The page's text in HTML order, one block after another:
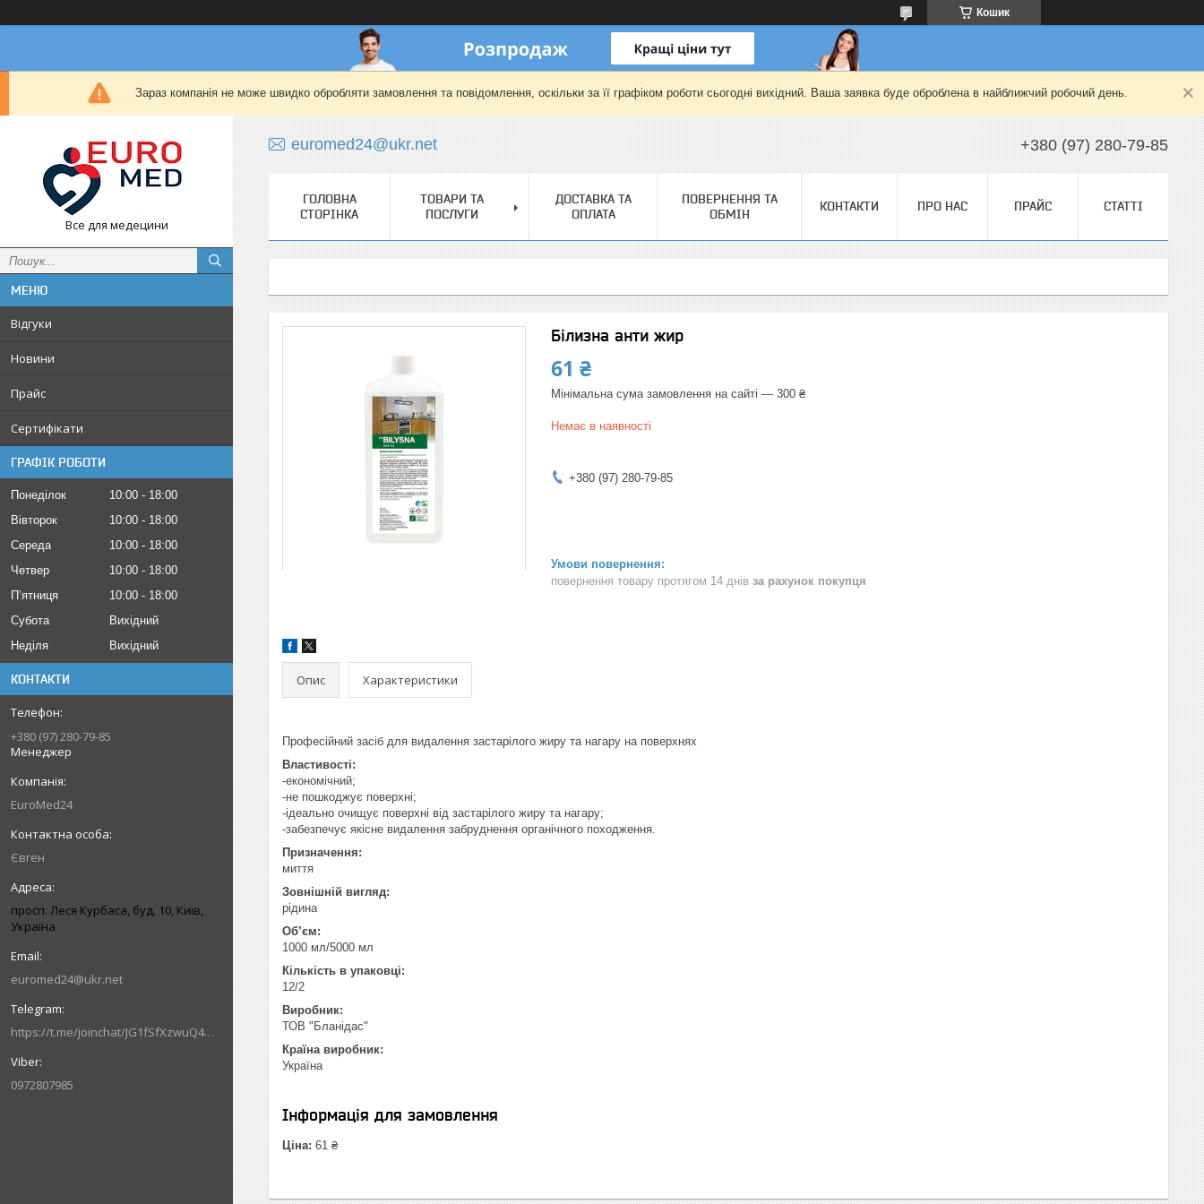
Кошик
Зараз компанія не може швидко обробляти замовлення та повідомлення, оскільки за її графіком роботи сьогодні вихідний. Ваша заявка буде оброблена в найближчий робочий день.
Все для медецини
Відгуки
Новини
Прайс
Сертифікати
ГРАФІК РОБОТИ
Понеділок 10:00
18:00
Вівторок
10:00
18:00
Середа
10:00
18:00
Четвер
10:00
18:00
Пʼятниця
10:00
18:00
Субота
Вихідний
Неділя
Вихідний
КОНТАКТИ
+380 (97) 280-79-85
Менеджер
EuroMed24
Євген
просп. Леся Курбаса, буд. 10, Київ,
Україна
euromed24@ukr.net
https://t.me/joinchat/JG1fSfXzwuQ4MzVi
0972807985
euromed24@ukr.net +380 (97) 280-79-85
ГОЛОВНА
СТОРІНКА
ТОВАРИ ТА
ПОСЛУГИ
ДОСТАВКА ТА
ОПЛАТА
ПОВЕРНЕННЯ ТА
ОБМІН
КОНТАКТИ ПРО НАС ПРАЙС СТАТТІ
Білизна анти жир
61 ₴
Мінімальна сума замовлення на сайті — 300 ₴
Немає в наявності
+380 (97) 280-79-85
повернення товару протягом 14 днів за рахунок покупця
Опис Характеристики
Професійний засіб для видалення застарілого жиру та нагару на поверхнях
Властивості:
-економічний;
-не пошкоджує поверхні;
-ідеально очищує поверхні від застарілого жиру та нагару;
-забезпечує якісне видалення забруднення органічного походження.
Призначення:
миття
Зовнішній вигляд:
рідина
Об’єм:
1000 мл/5000 мл
Кількість в упаковці:
12/2
Виробник:
ТОВ "Бланідас"
Країна виробник:
Україна
Інформація для замовлення
Ціна: 61 ₴